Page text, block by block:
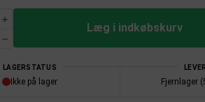
Læg i indkøbskurv
LAGERSTATUS
Ikke på lager Fjernlager